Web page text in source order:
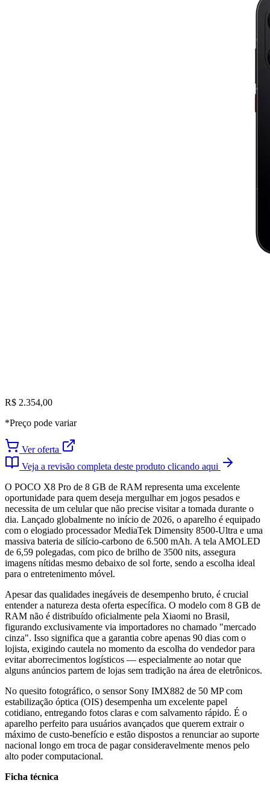
R$ 2.354,00
*Preço pode variar
Ver oferta
Veja a revisão completa deste produto clicando aqui
O POCO X8 Pro de 8 GB de RAM representa uma excelente
oportunidade para quem deseja mergulhar em jogos pesados e
necessita de um celular que não precise visitar a tomada durante o
dia. Lançado globalmente no início de 2026, o aparelho é equipado
com o elogiado processador MediaTek Dimensity 8500-Ultra e uma
massiva bateria de silício-carbono de 6.500 mAh. A tela AMOLED
de 6,59 polegadas, com pico de brilho de 3500 nits, assegura
imagens nítidas mesmo debaixo de sol forte, sendo a escolha ideal
para o entretenimento móvel.
Apesar das qualidades inegáveis de desempenho bruto, é crucial
entender a natureza desta oferta específica. O modelo com 8 GB de
RAM não é distribuído oficialmente pela Xiaomi no Brasil,
figurando exclusivamente via importadores no chamado "mercado
cinza". Isso significa que a garantia cobre apenas 90 dias com o
lojista, exigindo cautela no momento da escolha do vendedor para
evitar aborrecimentos logísticos — especialmente ao notar que
alguns anúncios partem de lojas sem tradição na área de eletrônicos.
No quesito fotográfico, o sensor Sony IMX882 de 50 MP com
estabilização óptica (OIS) desempenha um excelente papel
cotidiano, entregando fotos claras e com salvamento rápido. É o
aparelho perfeito para usuários avançados que querem extrair o
máximo de custo-benefício e estão dispostos a renunciar ao suporte
nacional longo em troca de pagar consideravelmente menos pelo
alto poder computacional.
Ficha técnica